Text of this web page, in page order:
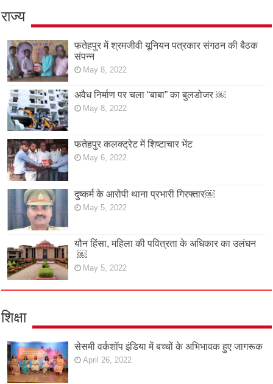
राज्य
फतेहपुर में श्रमजीवी यूनियन पत्रकार संगठन की बैठक
संपन्न
May 8, 2022
अवैध निर्माण पर चला “बाबा” का बुलडोजर ￼
May 8, 2022
फतेहपुर कलक्ट्रेट में शिष्टाचार भेंट
May 6, 2022
दुष्कर्म के आरोपी थाना प्रभारी गिरफ्तार￼
May 5, 2022
यौन हिंसा, महिला की पवित्रता के अधिकार का उलंघन
￼
May 5, 2022
शिक्षा
सेसमी वर्कशॉप इंडिया में बच्चों के अभिभावक हुए जागरूक
April 26, 2022